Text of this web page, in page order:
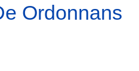
Ordonnans